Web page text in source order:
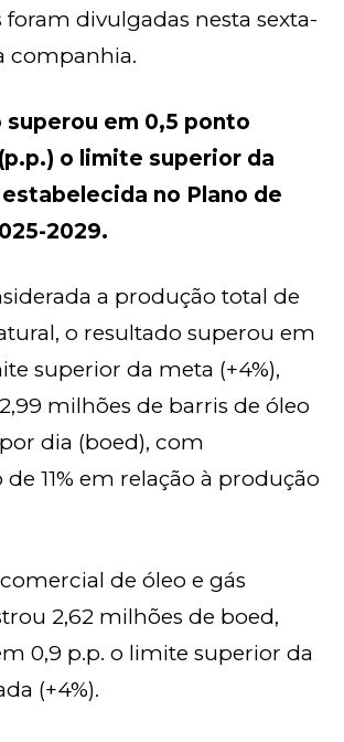
divulgadas nesta sexta-
companhia.
superou em 0,5 ponto
o limite superior da
no Plano de
2029.
a produção total de
o resultado superou em
superior da meta (+4%),
milhões de barris de óleo
dia (boed), com
11% em relação à produção
de óleo e gás
2,62 milhões de boed,
0,9 p.p. o limite superior da
(+4%).